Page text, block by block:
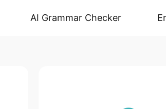
AI Grammar Checker